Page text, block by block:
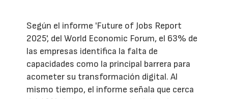
Según el informe 'Future of Jobs Report
2025', del World Economic Forum, el 63% de
las empresas identifica la falta de
capacidades como la principal barrera para
acometer su transformación digital. Al
mismo tiempo, el informe señala que cerca